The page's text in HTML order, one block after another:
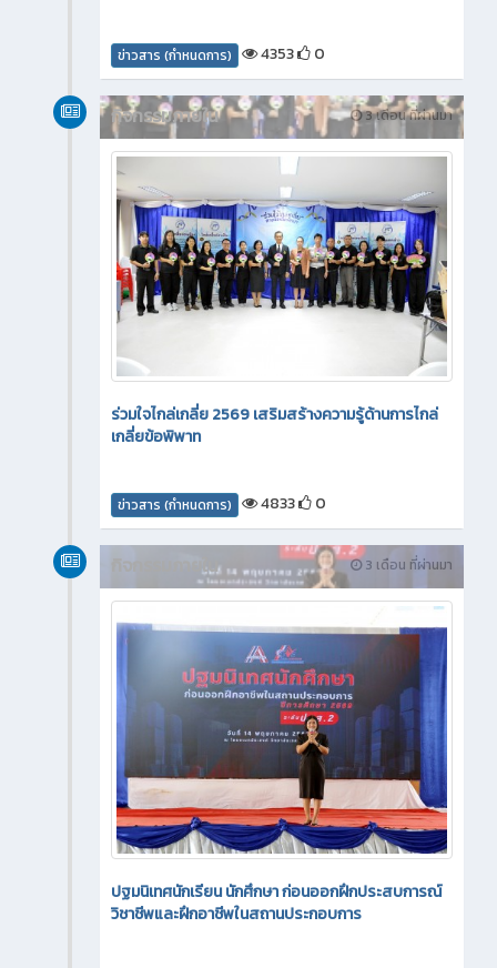
ข่าวสาร (กำหนดการ) 4353 0
3 เดือน ที่ผ่านมา
กิจกรรมภายใน
ร่วมใจไกล่เกลี่ย 2569 เสริมสร้างความรู้ด้านการไกล่
เกลี่ยข้อพิพาท
ข่าวสาร (กำหนดการ) 4833 0
3 เดือน ที่ผ่านมา
กิจกรรมภายใน
ปฐมนิเทศนักเรียน นักศึกษา ก่อนออกฝึกประสบการณ์
วิชาชีพและฝึกอาชีพในสถานประกอบการ